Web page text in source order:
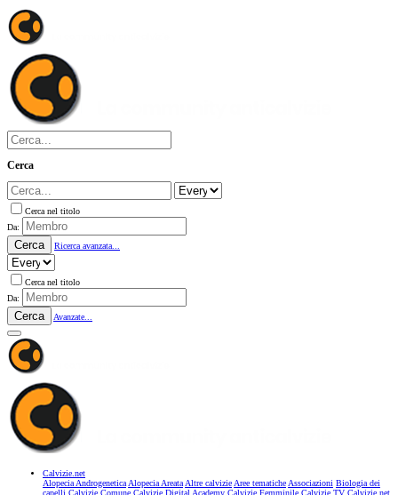
Cerca
Cerca nel titolo
Da:
Cerca Ricerca avanzata...
Cerca nel titolo
Da:
Cerca Avanzate...
Calvizie.net
Alopecia AndrogeneticaAlopecia AreataAltre calvizieAree tematicheAssociazioni Biologia dei